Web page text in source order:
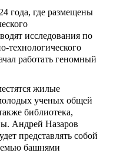
года, где размещены
исследования по
технологического
работать геномный
жилые
ученых общей
библиотека,
Андрей Назаров
представлять собой
башнями